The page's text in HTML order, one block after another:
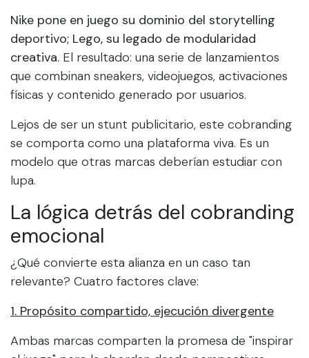
Nike pone en juego su dominio del storytelling
deportivo; Lego, su legado de modularidad
creativa. El resultado: una serie de lanzamientos
que combinan sneakers, videojuegos, activaciones
físicas y contenido generado por usuarios.
Lejos de ser un stunt publicitario, este cobranding
se comporta como una plataforma viva. Es un
modelo que otras marcas deberían estudiar con
lupa.
La lógica detrás del cobranding
emocional
¿Qué convierte esta alianza en un caso tan
relevante? Cuatro factores clave:
1. Propósito compartido, ejecución divergente
Ambas marcas comparten la promesa de "inspirar